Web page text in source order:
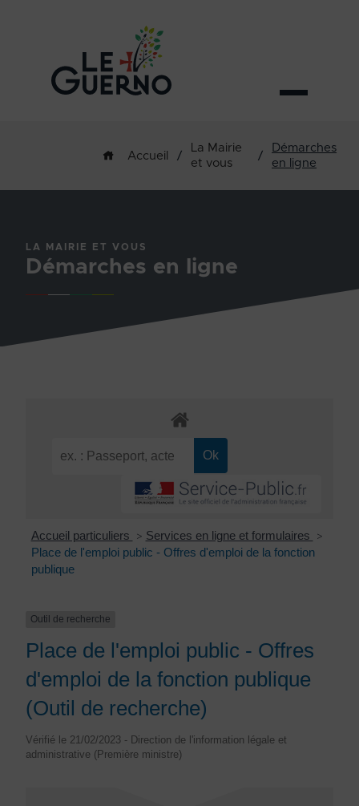
Accueil /
La Mairie
et vous
/
Démarches
en ligne
LA MAIRIE ET VOUS
Démarches en ligne
Accueil particuliers > Services en ligne et formulaires >
Place de l'emploi public - Offres d'emploi de la fonction
publique
Outil de recherche
Place de l'emploi public - Offres
d'emploi de la fonction publique
(Outil de recherche)
Vérifié le 21/02/2023 - Direction de l'information légale et
administrative (Première ministre)